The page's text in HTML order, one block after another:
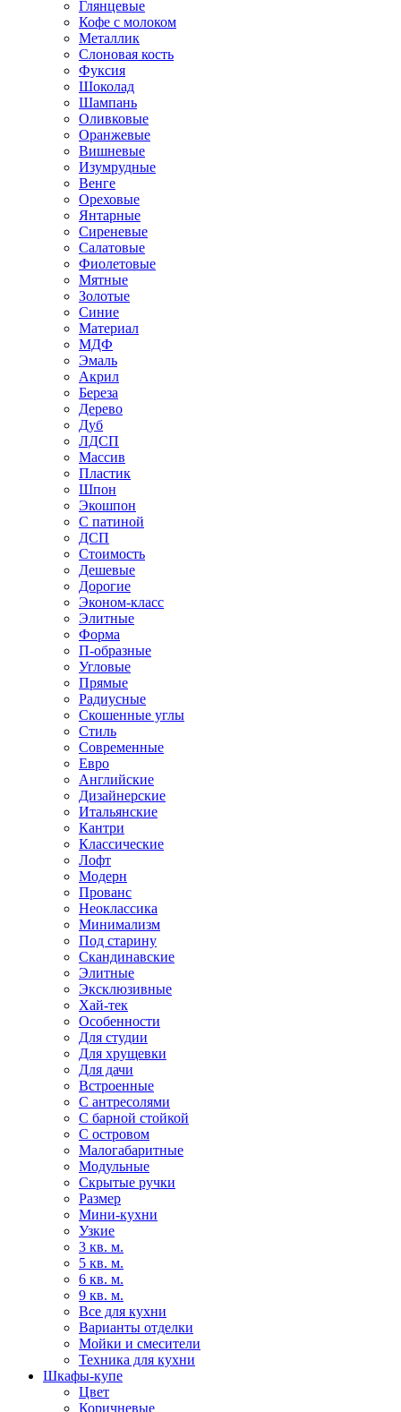
Глянцевые
Кофе с молоком
Металлик
Слоновая кость
Фуксия
Шоколад
Шампань
Оливковые
Оранжевые
Вишневые
Изумрудные
Венге
Ореховые
Янтарные
Сиреневые
Салатовые
Фиолетовые
Мятные
Золотые
Синие
Материал
МДФ
Эмаль
Акрил
Береза
Дерево
Дуб
ЛДСП
Массив
Пластик
Шпон
Экошпон
С патиной
ДСП
Стоимость
Дешевые
Дорогие
Эконом-класс
Элитные
Форма
П-образные
Угловые
Прямые
Радиусные
Скошенные углы
Стиль
Современные
Евро
Английские
Дизайнерские
Итальянские
Кантри
Классические
Лофт
Модерн
Прованс
Неоклассика
Минимализм
Под старину
Скандинавские
Элитные
Эксклюзивные
Хай-тек
Особенности
Для студии
Для хрущевки
Для дачи
Встроенные
С антресолями
С барной стойкой
С островом
Малогабаритные
Модульные
Скрытые ручки
Размер
Мини-кухни
Узкие
3 кв. м.
5 кв. м.
6 кв. м.
9 кв. м.
Все для кухни
Варианты отделки
Мойки и смесители
Техника для кухни
Шкафы-купе
Цвет
Коричневые